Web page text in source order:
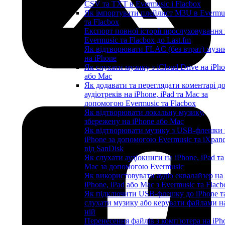
CSV та TXT в Evermusic і Flacbox
Як імпортувати плейлист M3U в
та Flacbox
Експорт повної історії прослуховування
Evermusic та Flacbox до Last.fm
Як відтворювати FLAC (без втрат)
на iPhone
Як слухати музику з iCloud Drive на
або Mac
Як додавати та переглядати коментарі до
аудіотреків на iPhone, iPad та Mac за
допомогою Evermusic та Flacbox
Як відтворювати локальну музику,
збережену на iPhone або Mac
Як відтворювати музику з USB-флешки
iPhone за допомогою Evermusic та
від SanDisk
Як слухати аудіокниги на iPhone, iPad та
Mac за допомогою Evermusic
Як використовувати аудіо еквалайзер на
iPhone, iPad або Mac з Evermusic та
Як підключити USB-флешку до iPhone
слухати музику або керувати файлами
ній
Перенесення файлів з комп'ютера на